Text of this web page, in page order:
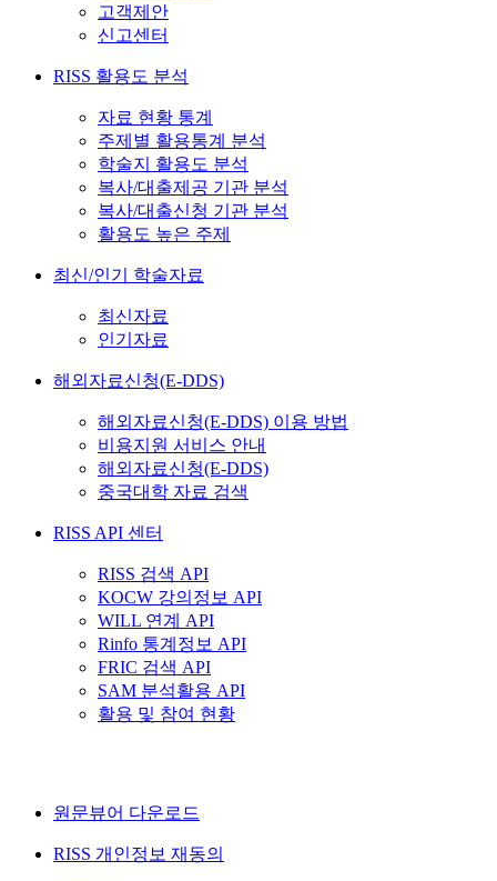
고객제안
신고센터
RISS 활용도 분석
자료 현황 통계
주제별 활용통계 분석
학술지 활용도 분석
복사/대출제공 기관 분석
복사/대출신청 기관 분석
활용도 높은 주제
최신/인기 학술자료
최신자료
인기자료
해외자료신청(E-DDS)
해외자료신청(E-DDS) 이용 방법
비용지원 서비스 안내
해외자료신청(E-DDS)
중국대학 자료 검색
RISS API 센터
RISS 검색 API
KOCW 강의정보 API
WILL 연계 API
Rinfo 통계정보 API
FRIC 검색 API
SAM 분석활용 API
활용 및 참여 현황
원문뷰어 다운로드
RISS 개인정보 재동의